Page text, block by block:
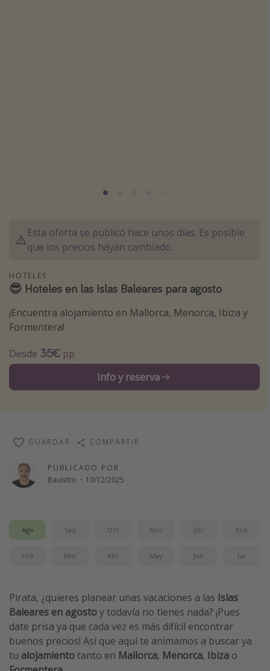
Viajar sola como mujer
Ofertas para Vacaciones Activas
Vacaciones de Playa
Escapadas románticas
Más temas
Trabajar en el extranjero
Guía de equipaje de mano
Viaja con musicales
Harry Potter en Londres y otros destinos
Eventos deportivos
Esta oferta se publicó hace unos días. Es posible
que los precios hayan cambiado.
HOTELES
😎 Hoteles en las Islas Baleares para agosto
¡Encuentra alojamiento en Mallorca, Menorca, Ibiza y
Formentera!
Desde 35€ pp
Info y reserva
PUBLICADO POR
Bauletto · 10/12/2025
GUARDAR COMPARTIR
Ago Sep Oct Nov Dic Ene
Feb Mar Abr May Jun Jul
Pirata, ¿quieres planear unas vacaciones a las Islas
Baleares en agostoy todavía no tienes nada? ¡Pues
date prisa ya que cada vez es más difícil encontrar
buenos precios! Así que aquí te animamos a buscar ya
tu alojamiento tanto en Mallorca, Menorca, Ibiza o